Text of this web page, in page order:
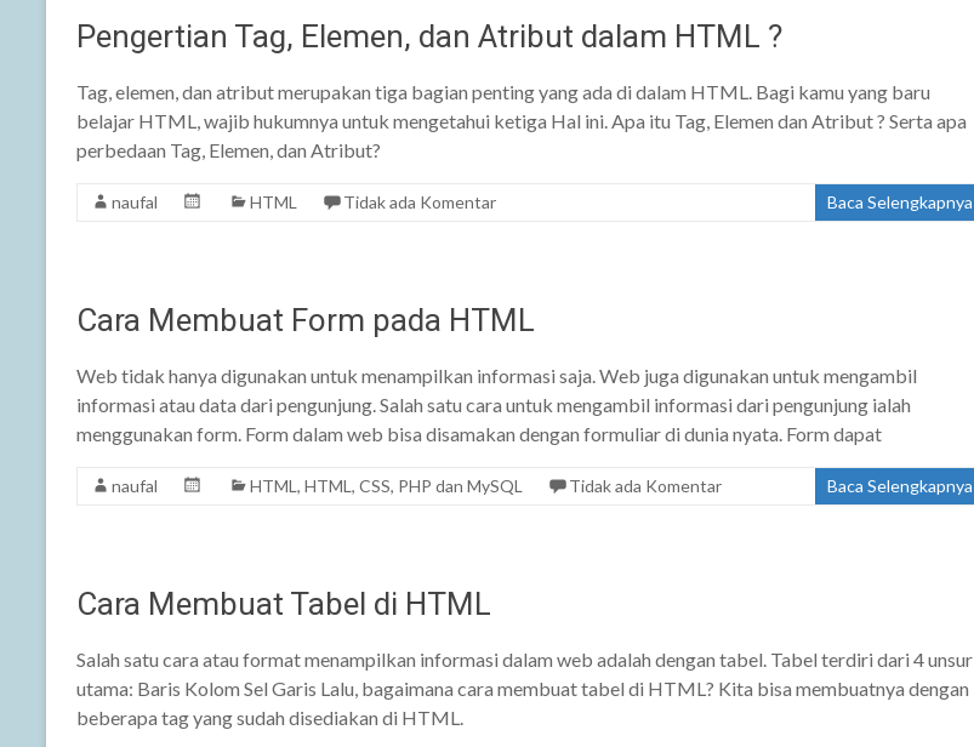
Pengertian Tag, Elemen, dan Atribut dalam HTML ?
Tag, elemen, dan atribut merupakan tiga bagian penting yang ada di dalam HTML. Bagi kamu yang baru
belajar HTML, wajib hukumnya untuk mengetahui ketiga Hal ini. Apa itu Tag, Elemen dan Atribut ? Serta apa
perbedaan Tag, Elemen, dan Atribut?
naufal HTML Tidak ada Komentar Baca Selengkapnya
Cara Membuat Form pada HTML
Web tidak hanya digunakan untuk menampilkan informasi saja. Web juga digunakan untuk mengambil
informasi atau data dari pengunjung. Salah satu cara untuk mengambil informasi dari pengunjung ialah
menggunakan form. Form dalam web bisa disamakan dengan formuliar di dunia nyata. Form dapat
naufal HTML , HTML, CSS, PHP dan MySQL Tidak ada Komentar Baca Selengkapnya
Cara Membuat Tabel di HTML
Salah satu cara atau format menampilkan informasi dalam web adalah dengan tabel. Tabel terdiri dari 4 unsur
utama: Baris Kolom Sel Garis Lalu, bagaimana cara membuat tabel di HTML? Kita bisa membuatnya dengan
beberapa tag yang sudah disediakan di HTML.